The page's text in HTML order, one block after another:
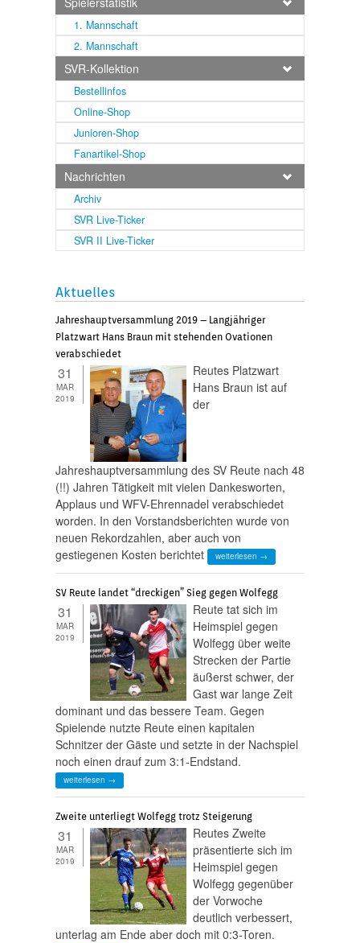
1. Mannschaft
2. Mannschaft
SVR-Kollektion
Bestellinfos
Online-Shop
Junioren-Shop
Fanartikel-Shop
Nachrichten
Archiv
SVR Live-Ticker
SVR II Live-Ticker
Aktuelles
Jahreshauptversammlung 2019 – Langjähriger
Platzwart Hans Braun mit stehenden Ovationen
verabschiedet
31
MAR
2019
Reutes Platzwart
Hans Braun ist auf
der
Jahreshauptversammlung des SV Reute nach 48
(!!) Jahren Tätigkeit mit vielen Dankesworten,
Applaus und WFV-Ehrennadel verabschiedet
worden. In den Vorstandsberichten wurde von
neuen Rekordzahlen, aber auch von
gestiegenen Kosten berichtet
weiterlesen →
SV Reute landet “dreckigen” Sieg gegen Wolfegg
31
MAR
2019
Reute tat sich im
Heimspiel gegen
Wolfegg über weite
Strecken der Partie
äußerst schwer, der
Gast war lange Zeit
dominant und das bessere Team. Gegen
Spielende nutzte Reute einen kapitalen
Schnitzer der Gäste und setzte in der Nachspiel
noch einen drauf zum 3:1-Endstand.
weiterlesen →
Zweite unterliegt Wolfegg trotz Steigerung
31
MAR
2019
Reutes Zweite
präsentierte sich im
Heimspiel gegen
Wolfegg gegenüber
der Vorwoche
deutlich verbessert,
unterlag am Ende aber doch mit 0:3-Toren.